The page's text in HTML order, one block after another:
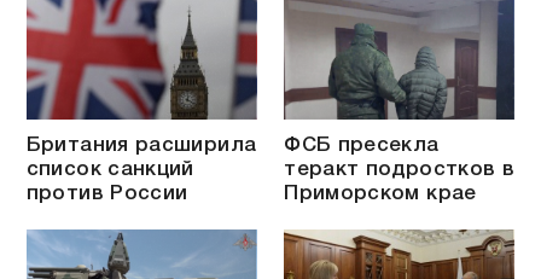
Британия расширила
список санкций
против России
ФСБ пресекла
теракт подростков в
Приморском крае